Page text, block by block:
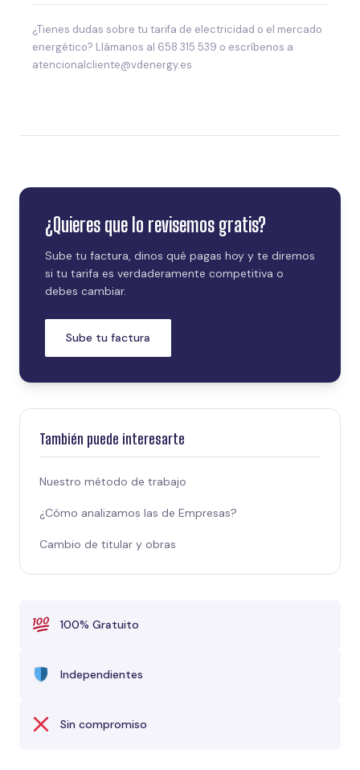
¿Tienes dudas sobre tu tarifa de electricidad o el mercado
energético? Llámanos al 658 315 539 o escríbenos a
atencionalcliente@vdenergy.es
¿Quieres que lo revisemos gratis?
Sube tu factura, dinos qué pagas hoy y te diremos
si tu tarifa es verdaderamente competitiva o
debes cambiar.
Sube tu factura
También puede interesarte
Nuestro método de trabajo
¿Cómo analizamos las de Empresas?
Cambio de titular y obras
100% Gratuito
Independientes
Sin compromiso